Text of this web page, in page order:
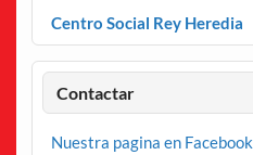
Centro Social Rey Heredia
Contactar
Nuestra pagina en Facebook